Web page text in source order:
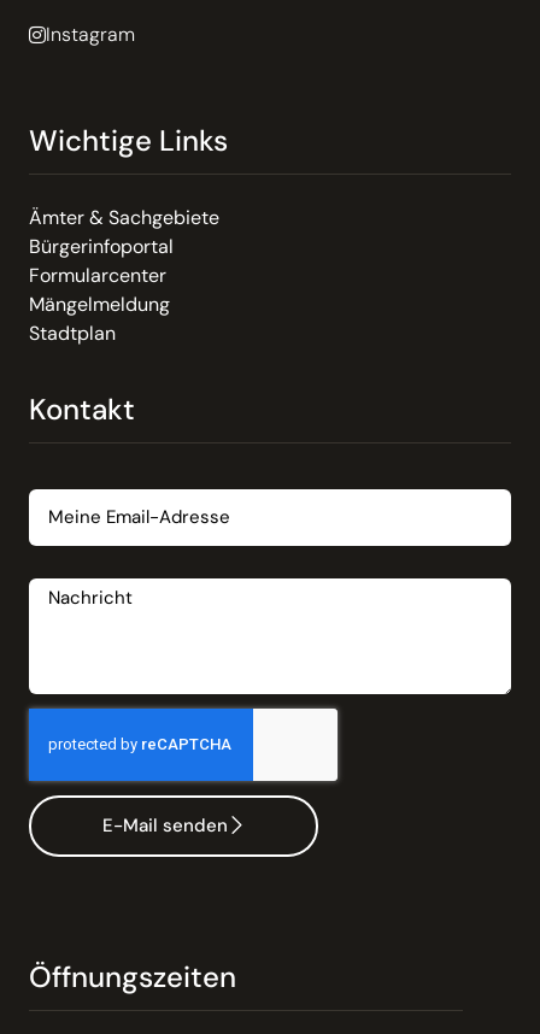
Instagram
Wichtige Links
Ämter & Sachgebiete
Bürgerinfoportal
Formularcenter
Mängelmeldung
Stadtplan
Kontakt
E-Mail senden
Öffnungszeiten